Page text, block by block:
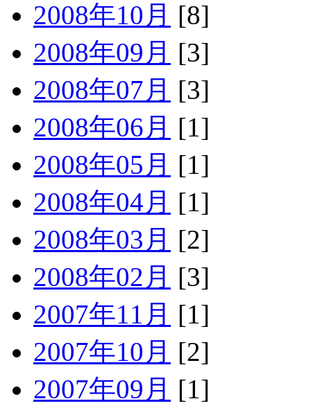
2008年10月 [8]
2008年09月 [3]
2008年07月 [3]
2008年06月 [1]
2008年05月 [1]
2008年04月 [1]
2008年03月 [2]
2008年02月 [3]
2007年11月 [1]
2007年10月 [2]
2007年09月 [1]